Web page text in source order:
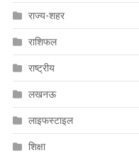
राज्य-शहर
राशिफल
राष्ट्रीय
लखनऊ
लाइफस्टाइल
शिक्षा